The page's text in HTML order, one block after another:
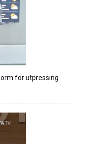
for utpressing